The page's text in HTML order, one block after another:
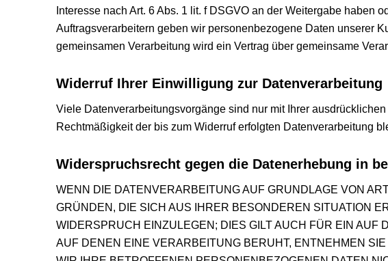
Interesse nach Art. 6 Abs. 1 lit. f DSGVO an der Weitergabe
Auftragsverarbeitern geben wir personenbezogene Daten unserer
gemeinsamen Verarbeitung wird ein Vertrag über gemeinsame
Widerruf Ihrer Einwilligung zur Datenverarbeitung
Viele Datenverarbeitungsvorgänge sind nur mit Ihrer
Rechtmäßigkeit der bis zum Widerruf erfolgten Datenverarbeitung
Widerspruchsrecht gegen die Datenerhebung in
WENN DIE DATENVERARBEITUNG AUF GRUNDLAGE VON
GRÜNDEN, DIE SICH AUS IHRER BESONDEREN SITUATION
WIDERSPRUCH EINZULEGEN; DIES GILT AUCH FÜR EIN AUF
AUF DENEN EINE VERARBEITUNG BERUHT, ENTNEHMEN